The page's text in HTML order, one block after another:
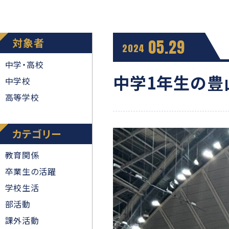
対象者
中学・高校
中学校
高等学校
カテゴリー
教育関係
卒業生の活躍
学校生活
部活動
課外活動
2024 05.29
中学1年生の